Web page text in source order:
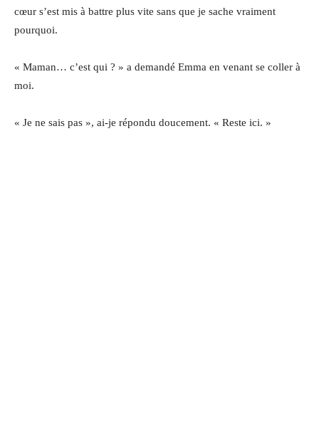
cœur s’est mis à battre plus vite sans que je sache vraiment
pourquoi.
« Maman… c’est qui ? » a demandé Emma en venant se coller à
moi.
« Je ne sais pas », ai-je répondu doucement. « Reste ici. »